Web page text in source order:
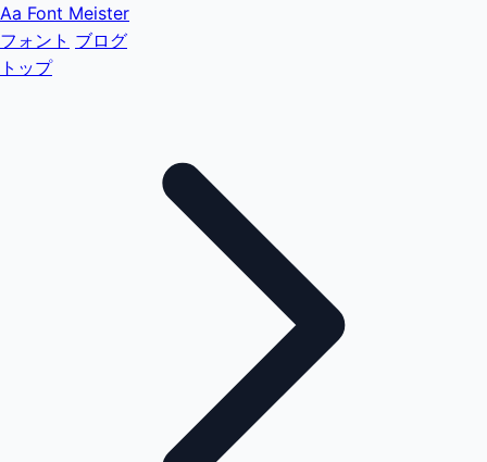
Aa Font Meister
フォント ブログ
トップ